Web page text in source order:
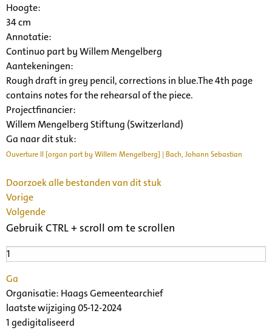
Hoogte:
34 cm
Annotatie:
Continuo part by Willem Mengelberg
Aantekeningen:
Rough draft in grey pencil, corrections in blue.The 4th page
contains notes for the rehearsal of the piece.
Projectfinancier:
Willem Mengelberg Stiftung (Switzerland)
Ga naar dit stuk:
Ouverture II [organ part by Willem Mengelberg] | Bach, Johann Sebastian
Doorzoek alle bestanden van dit stuk
Vorige
Volgende
Gebruik CTRL + scroll om te scrollen
Ga
Organisatie: Haags Gemeentearchief
laatste wijziging 05-12-2024
1 gedigitaliseerd